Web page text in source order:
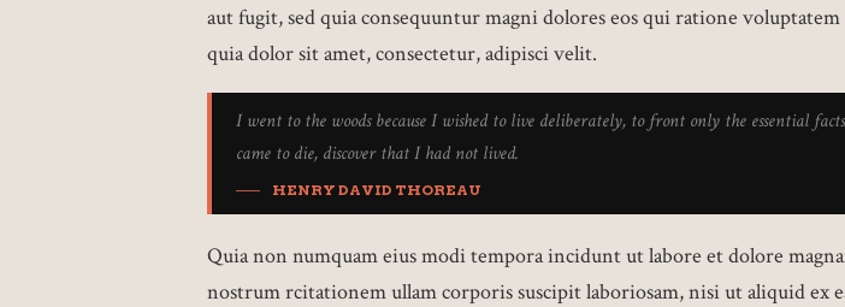
aut fugit, sed quia consequuntur magni dolores eos qui ratione
quia dolor sit amet, consectetur, adipisci velit.
I went to the woods because I wished to live deliberately, to front only the essential
came to die, discover that I had not lived.
HENRY DAVID THOREAU
Quia non numquam eius modi tempora incidunt ut labore et dolore
nostrum rcitationem ullam corporis suscipit laboriosam, nisi ut aliquid ex